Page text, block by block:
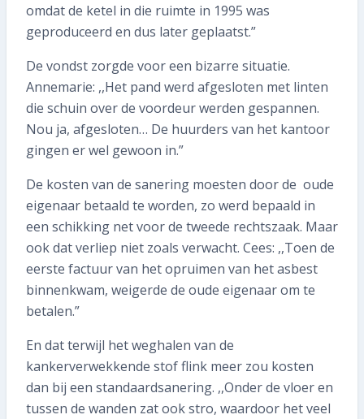
omdat de ketel in die ruimte in 1995 was
geproduceerd en dus later geplaatst.”
De vondst zorgde voor een bizarre situatie.
Annemarie: ,,Het pand werd afgesloten met linten
die schuin over de voordeur werden gespannen.
Nou ja, afgesloten… De huurders van het kantoor
gingen er wel gewoon in.”
De kosten van de sanering moesten door de oude
eigenaar betaald te worden, zo werd bepaald in
een schikking net voor de tweede rechtszaak. Maar
ook dat verliep niet zoals verwacht. Cees: ,,Toen de
eerste factuur van het opruimen van het asbest
binnenkwam, weigerde de oude eigenaar om te
betalen.”
En dat terwijl het weghalen van de
kankerverwekkende stof flink meer zou kosten
dan bij een standaardsanering. ,,Onder de vloer en
tussen de wanden zat ook stro, waardoor het veel